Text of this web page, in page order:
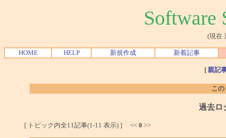
Software
(現在
HOME HELP 新規作成 新着記事
[ 親記
こ
過去ロ
[ トピック内全11記事(1-11 表示) ] << 0 >>